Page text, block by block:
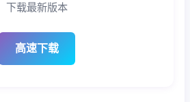
下载最新版本
高速下载